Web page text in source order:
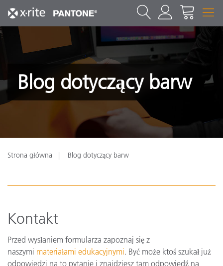
Blog dotyczący barw
Strona główna Blog dotyczący barw
Kontakt
Przed wysłaniem formularza zapoznaj się z
naszymi materiałami edukacyjnymi. Być może ktoś szukał już
odpowiedzi na to pytanie i znajdziesz tam odpowiedź na